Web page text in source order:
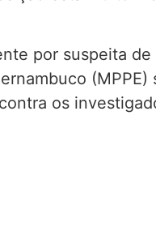
por suspeita de
(MPPE)
os